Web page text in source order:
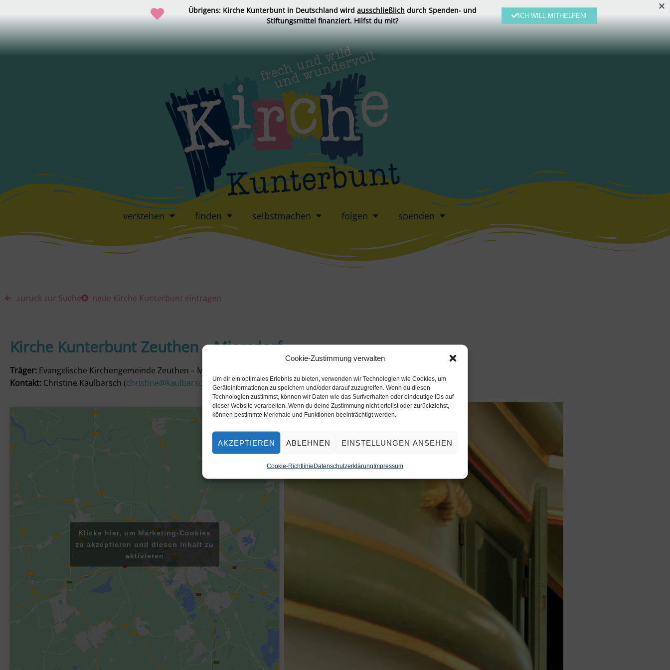
Cookie-Zustimmung verwalten
Um dir ein optimales Erlebnis zu bieten, verwenden wir Technologien wie Cookies, um
Geräteinformationen zu speichern und/oder darauf zuzugreifen. Wenn du diesen
Technologien zustimmst, können wir Daten wie das Surfverhalten oder eindeutige IDs auf
dieser Website verarbeiten. Wenn du deine Zustimmung nicht erteilst oder zurückziehst,
können bestimmte Merkmale und Funktionen beeinträchtigt werden.
AKZEPTIEREN ABLEHNEN EINSTELLUNGEN ANSEHEN
Cookie-RichtlinieDatenschutzerklärungImpressum
verstehen finden selbstmachen folgen spenden
zurück zur Suche neue Kirche Kunterbunt eintragen
Kirche Kunterbunt Zeuthen – Miersdorf
Träger: Evangelische Kirchengemeinde Zeuthen – Miersdorf
Kontakt: Christine Kaulbarsch (christine@kaulbarsch.de)
Klicke hier, um Marketing-Cookies
zu akzeptieren und diesen Inhalt zu
aktivieren
Übrigens: Kirche Kunterbunt in Deutschland wird ausschließlich durch Spenden- und
Stiftungsmittel finanziert. Hilfst du mit?
ICH WILL MITHELFEN!